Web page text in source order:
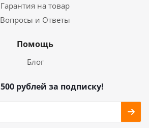
Гарантия на товар
Вопросы и Ответы
Помощь
Блог
рублей за подписку!